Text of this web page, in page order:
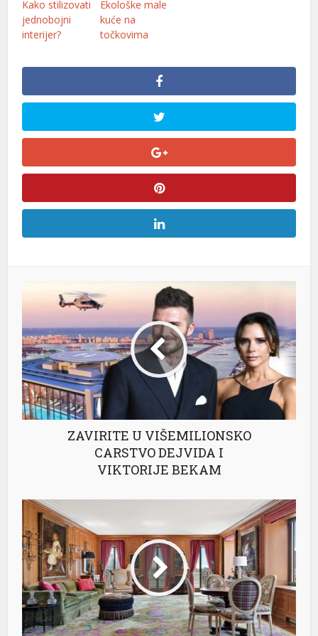
Kako stilizovati
jednobojni
interijer?
Ekološke male
kuće na
točkovima
ZAVIRITE U VIŠEMILIONSKO
CARSTVO DEJVIDA I
VIKTORIJE BEKAM